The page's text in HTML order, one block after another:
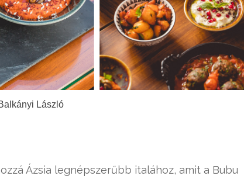
László
Ázsia legnépszerűbb italához, amit a Bubu